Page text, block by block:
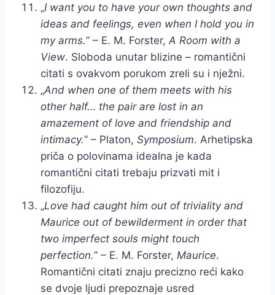
„I want you to have your own thoughts and
ideas and feelings, even when I hold you in
my arms.” – E. M. Forster, A Room with a
View. Sloboda unutar blizine – romantični
citati s ovakvom porukom zreli su i nježni.
„And when one of them meets with his
other half… the pair are lost in an
amazement of love and friendship and
intimacy.” – Platon, Symposium. Arhetipska
priča o polovinama idealna je kada
romantični citati trebaju prizvati mit i
filozofiju.
„Love had caught him out of triviality and
Maurice out of bewilderment in order that
two imperfect souls might touch
perfection.” – E. M. Forster, Maurice.
Romantični citati znaju precizno reći kako
se dvoje ljudi prepoznaje usred